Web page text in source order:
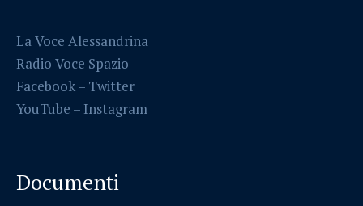
La Voce Alessandrina
Radio Voce Spazio
Facebook– Twitter
YouTube – Instagram
Documenti